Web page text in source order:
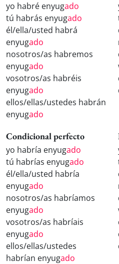
yo habré enyugado
tú habrás enyugado
él/ella/usted habrá
enyugado
nosotros/as habremos
enyugado
vosotros/as habréis
enyugado
ellos/ellas/ustedes habrán
enyugado
Condicional perfecto
yo habría enyugado
tú habrías enyugado
él/ella/usted habría
enyugado
nosotros/as habríamos
enyugado
vosotros/as habríais
enyugado
ellos/ellas/ustedes
habrían enyugado